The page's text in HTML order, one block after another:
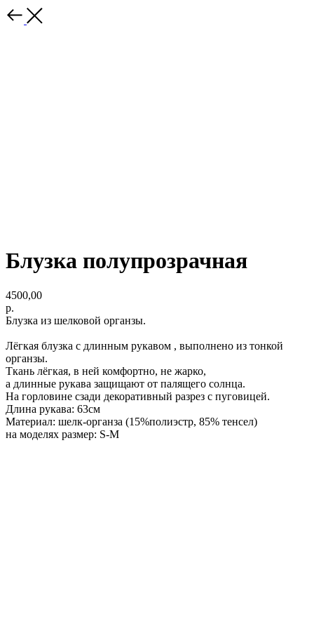
Блузка полупрозрачная
4500,00
р.
Блузка из шелковой органзы.
Лёгкая блузка с длинным рукавом , выполнено из тонкой
органзы.
Ткань лёгкая, в ней комфортно, не жарко,
а длинные рукава защищают от палящего солнца.
На горловине сзади декоративный разрез с пуговицей.
Длина рукава: 63см
Материал: шелк-органза (15%полиэстр, 85% тенсел)
на моделях размер: S-M